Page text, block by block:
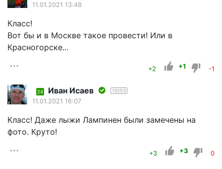
11.01.2021 13:48
Класс!
Вот бы и в Москве такое провести! Или в
Красногорске...
+2 +1 -1
24 Иван Исаев 13053
11.01.2021 16:07
Класс! Даже лыжи Лампинен были замечены на
фото. Круто!
+3 +3 0